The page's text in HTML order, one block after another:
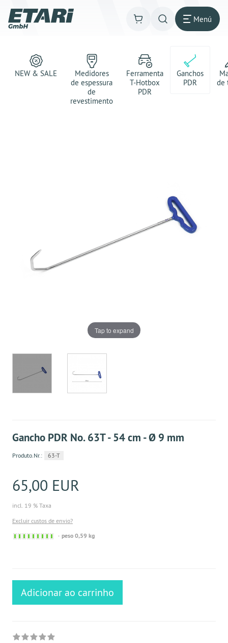
Menú
NEW & SALE
Medidores
de espessura
de
revestimento
Ferramenta
T-Hotbox
PDR
Ganchos
PDR
de
Tap to expand
Gancho PDR No. 63T - 54 cm - Ø 9 mm
Produto.Nr.: 63-T
65,00 EUR
incl. 19 % Taxa
Excluir custos de envio?
Sofort
peso 0,59 kg
Adicionar ao carrinho